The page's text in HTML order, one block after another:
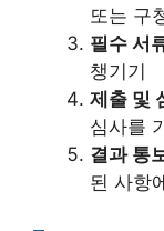
또는 구
필수 서
챙기기
제출 및
심사를
결과 통
된 사항